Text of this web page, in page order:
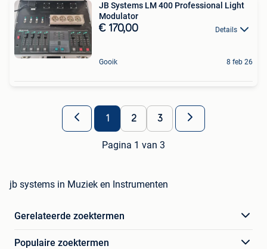
JB Systems LM 400 Professional Light
Modulator
€ 170,00 Details
Gooik 8 feb 26
1 2 3
Pagina 1 van 3
jb systems in Muziek en Instrumenten
Gerelateerde zoektermen
Populaire zoektermen